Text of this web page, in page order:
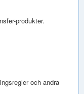
produkter.
och andra